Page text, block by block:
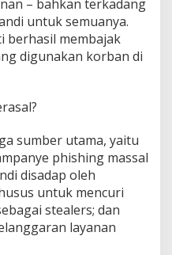
– bahkan terkadang
untuk semuanya.
berhasil membajak
digunakan korban di
sumber utama, yaitu
phishing massal
disadap oleh
untuk mencuri
stealers; dan
layanan